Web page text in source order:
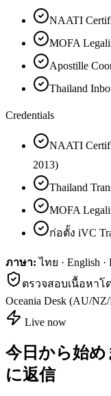
NAATI
MOFA
Apostille
Thailand
Credentials
NAATI
2013)
Thailand
MOFA
ก่อตั้ง iVC
ภาษา: ไทย · English ·
ตรวจสอบเนื้อหาโ
Oceania Desk (AU/
Live now
今日から始
に返信